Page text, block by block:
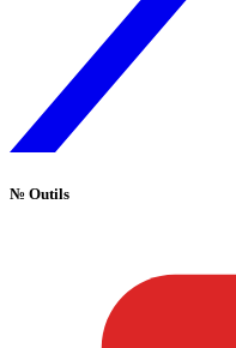
№ Outils